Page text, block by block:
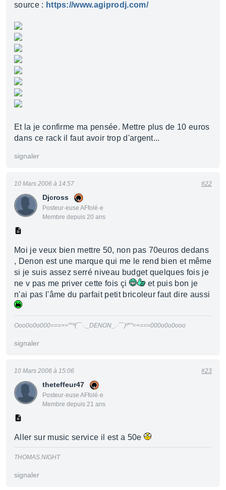
source : https://www.agiprodj.com/
Et la je confirme ma pensée. Mettre plus de 10 euros
dans ce rack il faut avoir trop d'argent...
signaler
Djcross
Posteur·euse AFfolé·e
Membre depuis 20 ans
10 Mars 2006 à 14:57 #22
Moi je veux bien mettre 50, non pas 70euros dedans
, Denon est une marque qui me le rend bien et même
si je suis assez serré niveau budget quelques fois je
ne v pas me priver cette fois çi
et puis bon je
n'ai pas l'âme du parfait petit bricoleur faut dire aussi
Ooo0o0o000===>>"°º(¯`·._DENON_.·´¯)º°"<<===000o0o0ooo
signaler
theteffeur47
Posteur·euse AFfolé·e
Membre depuis 21 ans
10 Mars 2006 à 15:06 #23
Aller sur music service il est a 50e
THOMAS.NIGHT
signaler